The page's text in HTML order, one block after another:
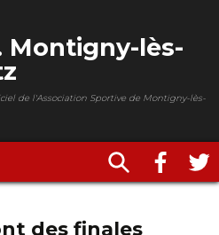
Montigny-lès-
de l'Association Sportive de Montigny-lès-
des finales